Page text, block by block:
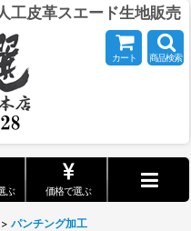
工皮革スエード生地販売
カート 商品検索
ぶ 価格で選ぶ
> パンチング加工